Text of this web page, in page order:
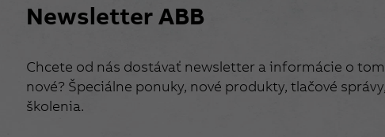
Newsletter ABB
Chcete od nás dostávať newsletter a informácie o
nové? Špeciálne ponuky, nové produkty, tlačové
školenia.